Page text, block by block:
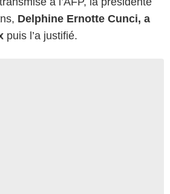
Delphine Ernotte Cunci, a
puis l’a justifié.